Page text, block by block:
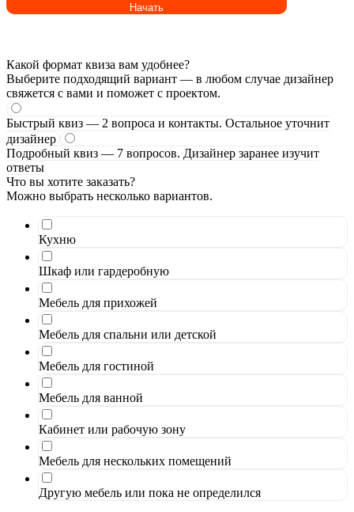
Какой формат квиза вам удобнее?
Выберите подходящий вариант — в любом случае дизайнер
свяжется с вами и поможет с проектом.
Быстрый квиз — 2 вопроса и контакты. Остальное уточнит
дизайнер
Подробный квиз — 7 вопросов. Дизайнер заранее изучит
ответы
Что вы хотите заказать?
Можно выбрать несколько вариантов.
Кухню
Шкаф или гардеробную
Мебель для прихожей
Мебель для спальни или детской
Мебель для гостиной
Мебель для ванной
Кабинет или рабочую зону
Мебель для нескольких помещений
Другую мебель или пока не определился
Начать